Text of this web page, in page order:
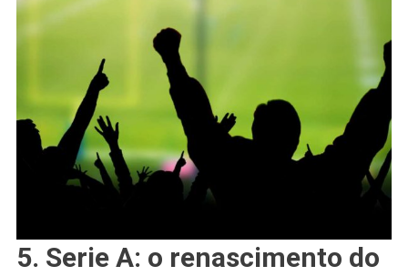
5. Serie A: o renascimento do